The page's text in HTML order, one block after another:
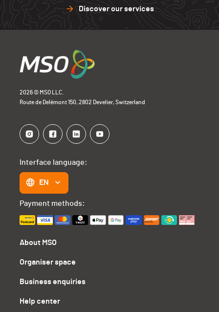
Discover our services
2026 © MSO LLC.
Route de Delémont 150, 2802 Develier, Switzerland
About MSO
Organiser space
Business enquiries
Help center
Interface language:
EN
Payment methods: